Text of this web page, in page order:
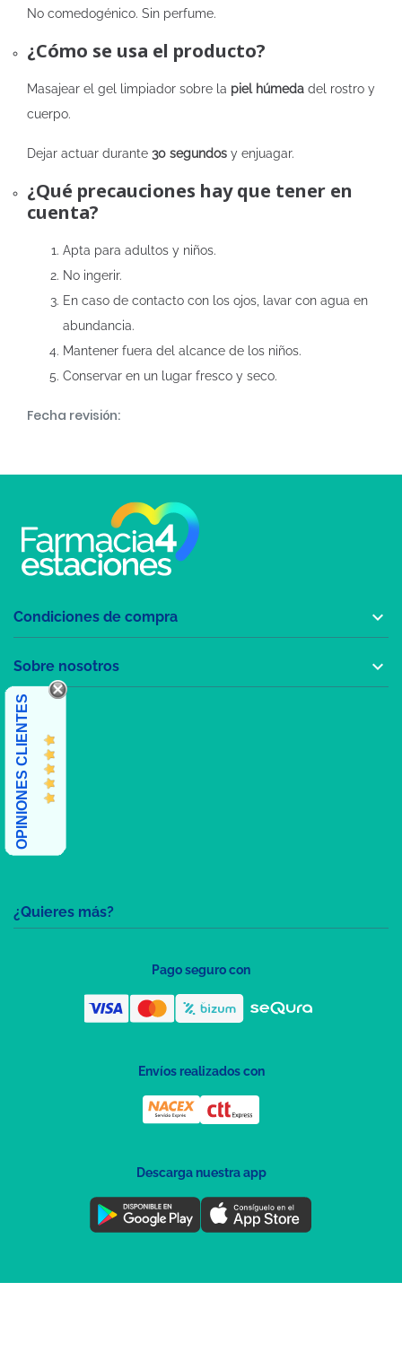
No comedogénico. Sin perfume.
¿Cómo se usa el producto?
Masajear el gel limpiador sobre la piel húmeda del rostro y
cuerpo.
Dejar actuar durante 30 segundos y enjuagar.
¿Qué precauciones hay que tener en
cuenta?
Apta para adultos y niños.
No ingerir.
En caso de contacto con los ojos, lavar con agua en
abundancia.
Mantener fuera del alcance de los niños.
Conservar en un lugar fresco y seco.
Fecha revisión:
¿Quieres más?
Condiciones de compra 
Sobre nosotros 
OPINIONES CLIENTES
Pago seguro con
Envíos realizados con
Descarga nuestra app